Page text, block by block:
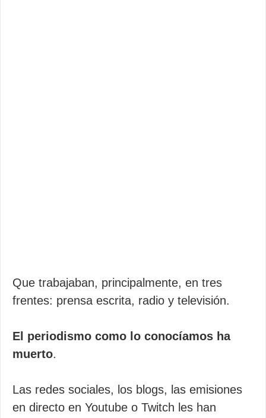
Que trabajaban, principalmente, en tres
frentes: prensa escrita, radio y televisión.
El periodismo como lo conocíamos ha
muerto.
Las redes sociales, los blogs, las emisiones
en directo en Youtube o Twitch les han